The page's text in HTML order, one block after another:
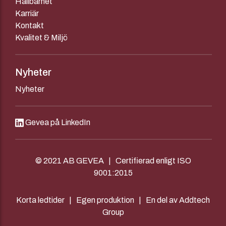
Karriär
Kontakt
Kvalitet & Miljö
Nyheter
Nyheter
Gevea på LinkedIn
© 2021 AB GEVEA | Certifierad enligt ISO
9001:2015
Korta ledtider | Egen produktion | En del av Addtech
Group